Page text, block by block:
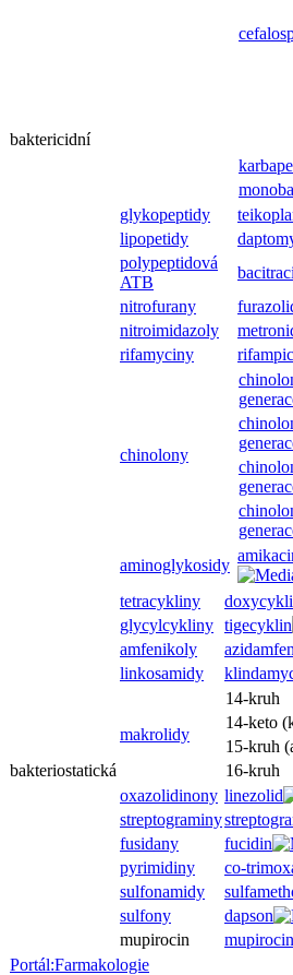
baktericidní
glykopeptidy
lipopetidy
polypeptidová
ATB
nitrofurany
nitroimidazoly
rifamyciny
chinolony
aminoglykosidy
bakteriostatická
tetracykliny
glycylcykliny tigecyklin
amfenikoly
linkosamidy
makrolidy
14-kruh
14-keto
15-kruh
16-kruh
oxazolidinony linezolid
streptograminy
fusidany
fucidin
pyrimidiny
co-
sulfonamidy
sulfony
dapson
mupirocin
mupirocin
Portál:Farmakologie